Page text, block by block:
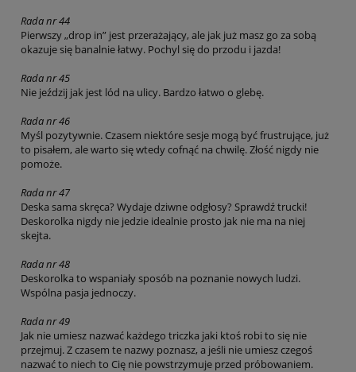
Rada nr 44
Pierwszy „drop in” jest przerażający, ale jak już masz go za sobą
okazuje się banalnie łatwy. Pochyl się do przodu i jazda!
Rada nr 45
Nie jeździj jak jest lód na ulicy. Bardzo łatwo o glebę.
Rada nr 46
Myśl pozytywnie. Czasem niektóre sesje mogą być frustrujące, już
to pisałem, ale warto się wtedy cofnąć na chwilę. Złość nigdy nie
pomoże.
Rada nr 47
Deska sama skręca? Wydaje dziwne odgłosy? Sprawdź trucki!
Deskorolka nigdy nie jedzie idealnie prosto jak nie ma na niej
skejta.
Rada nr 48
Deskorolka to wspaniały sposób na poznanie nowych ludzi.
Wspólna pasja jednoczy.
Rada nr 49
Jak nie umiesz nazwać każdego triczka jaki ktoś robi to się nie
przejmuj. Z czasem te nazwy poznasz, a jeśli nie umiesz czegoś
nazwać to niech to Cię nie powstrzymuje przed próbowaniem.